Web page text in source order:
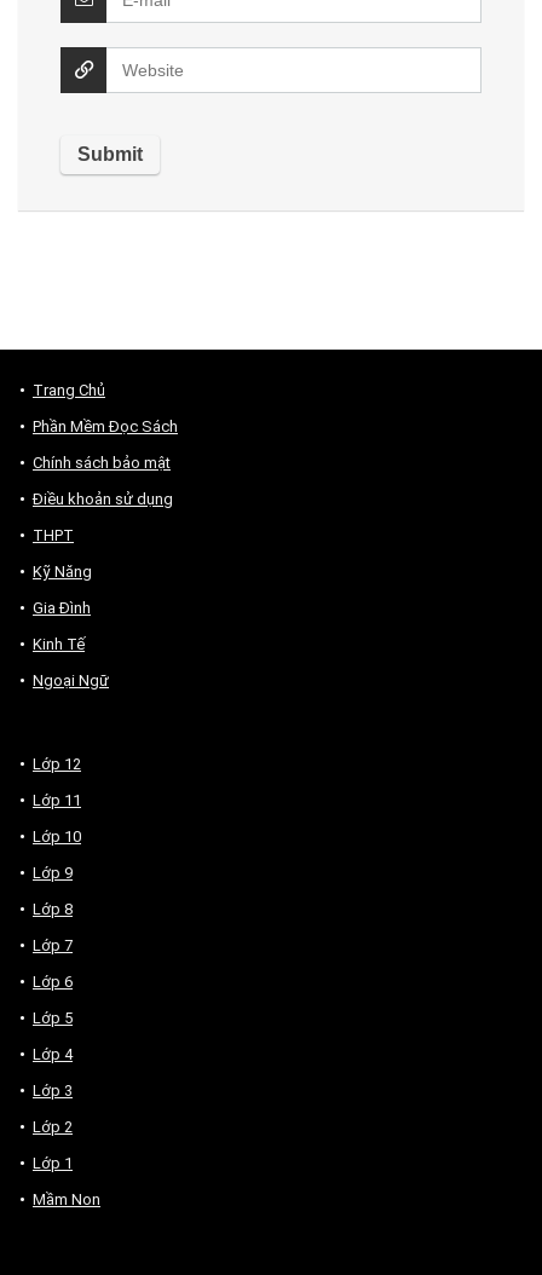
Trang Chủ
Phần Mềm Đọc Sách
Chính sách bảo mật
Điều khoản sử dụng
THPT
Kỹ Năng
Gia Đình
Kinh Tế
Ngoại Ngữ
Lớp 12
Lớp 11
Lớp 10
Lớp 9
Lớp 8
Lớp 7
Lớp 6
Lớp 5
Lớp 4
Lớp 3
Lớp 2
Lớp 1
Mầm Non